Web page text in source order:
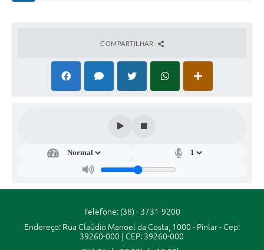
etar
env
COMPARTILHAR
Telefone: (38) - 3731-9200
Endereço: Rua Claúdio Manoel da Costa, 1000 - Pinlar - Cep:
39260-000 | CEP: 39260-000